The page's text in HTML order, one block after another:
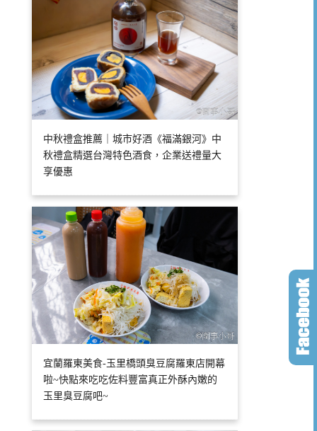
中秋禮盒推薦｜城市好酒《福滿銀河》中
秋禮盒精選台灣特色酒食，企業送禮量大
享優惠
宜蘭羅東美食-玉里橋頭臭豆腐羅東店開幕
啦~快點來吃吃佐料豐富真正外酥內嫩的
玉里臭豆腐吧~